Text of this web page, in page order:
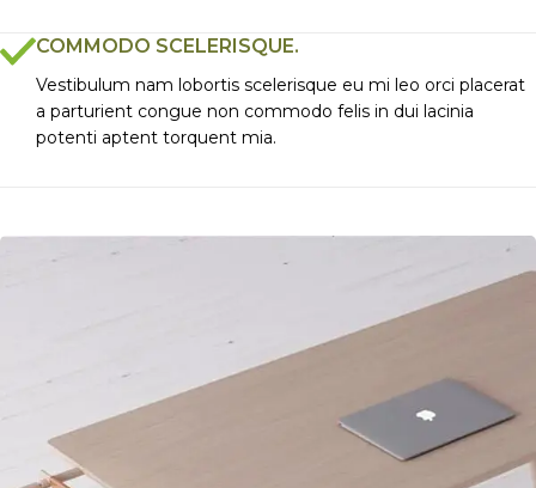
COMMODO SCELERISQUE.
Vestibulum nam lobortis scelerisque eu mi leo orci placerat
a parturient congue non commodo felis in dui lacinia
potenti aptent torquent mia.